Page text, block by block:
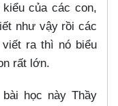
của các con,
như vậy rồi các
ra thì nó biểu
rất lớn.
học này Thầy